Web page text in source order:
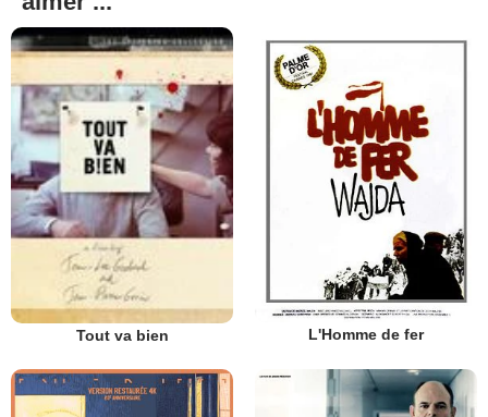
Tout va bien L'Homme de fer